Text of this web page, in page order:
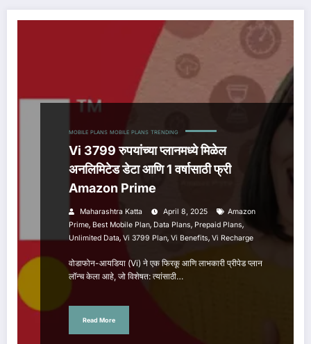
MOBILE PLANS MOBILE PLANS TRENDING
Vi 3799 रुपयांच्या प्लानमध्ये मिळेल
अनलिमिटेड डेटा आणि 1 वर्षासाठी फ्री
Amazon Prime
Maharashtra Katta April 8, 2025
Amazon
Prime, Best Mobile Plan, Data Plans, Prepaid Plans,
Unlimited Data, Vi 3799 Plan, Vi Benefits, Vi Recharge
वोडाफोन-आयडिया (Vi) ने एक फिरकू आणि लाभकारी प्रीपेड प्लान
लॉन्च केला आहे, जो विशेषत: त्यांसाठी…
Read More